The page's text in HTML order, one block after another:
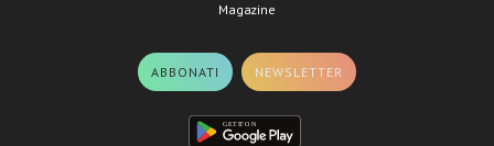
Magazine
ABBONATI NEWSLETTER